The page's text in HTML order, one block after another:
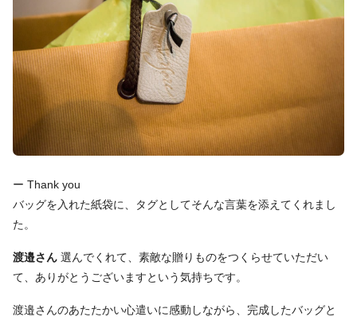
ー Thank you
バッグを入れた紙袋に、タグとしてそんな言葉を添えてくれまし
た。
渡邉さん 選んでくれて、素敵な贈りものをつくらせていただい
て、ありがとうございますという気持ちです。
渡邉さんのあたたかい心遣いに感動しながら、完成したバッグと